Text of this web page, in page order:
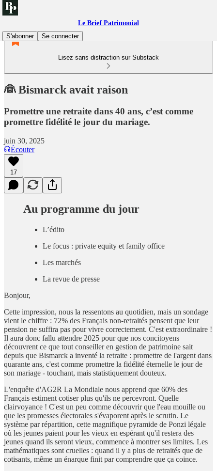
Le Brief Patrimonial
S'abonner
Se connecter
Lisez sans distraction sur Substack
👰 Bismarck avait raison
Promettre une retraite dans 40 ans, c’est comme
promettre fidélité le jour du mariage.
juin 30, 2025
Écouter
17
Au programme du jour
L’édito
Le focus : private equity et family office
Les marchés
La revue de presse
Bonjour,
Cette impression, nous la ressentons au quotidien, mais un sondage
vient le chiffre : 72% des Français non-retraités pensent que leur
pension ne suffira pas pour vivre correctement. C'est extraordinaire !
Il aura donc fallu attendre 2025 pour que nos concitoyens
découvrent ce que tout conseiller en gestion de patrimoine sait
depuis que Bismarck a inventé la retraite : promettre de l'argent dans
quarante ans, c'est comme promettre la fidélité éternelle le jour de
son mariage - touchant, mais statistiquement douteux.
L'enquête d'AG2R La Mondiale nous apprend que 60% des
Français estiment cotiser plus qu'ils ne percevront. Quelle
clairvoyance ! C'est un peu comme découvrir que l'eau mouille ou
que les promesses électorales s'évaporent après le scrutin. Le
système par répartition, cette magnifique pyramide de Ponzi légale
où les jeunes paient pour les vieux en espérant qu'il restera des
jeunes quand ils seront vieux, commence à montrer ses limites. Les
mathématiques sont cruelles : quand il y a plus de retraités que de
cotisants, même un énarque finit par comprendre que ça coince.